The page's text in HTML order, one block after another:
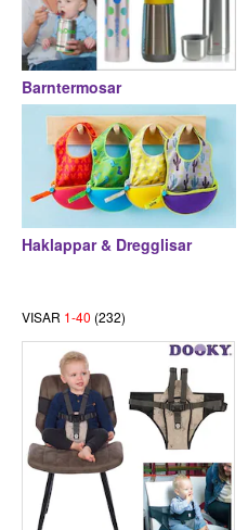
Barntermosar
Haklappar & Dregglisar
VISAR 1-40 (232)